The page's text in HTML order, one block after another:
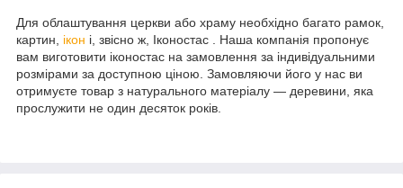
Для облаштування церкви або храму необхідно багато рамок,
картин, ікон і, звісно ж, Іконостас . Наша компанія пропонує
вам виготовити іконостас на замовлення за індивідуальними
розмірами за доступною ціною. Замовляючи його у нас ви
отримуєте товар з натурального матеріалу — деревини, яка
прослужити не один десяток років.